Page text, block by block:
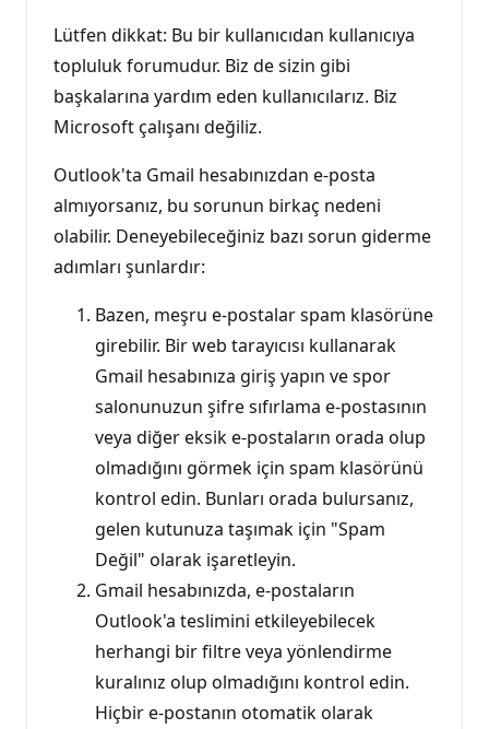
Lütfen dikkat: Bu bir kullanıcıdan kullanıcıya
topluluk forumudur. Biz de sizin gibi
başkalarına yardım eden kullanıcılarız. Biz
Microsoft çalışanı değiliz.
Outlook'ta Gmail hesabınızdan e-posta
almıyorsanız, bu sorunun birkaç nedeni
olabilir. Deneyebileceğiniz bazı sorun giderme
adımları şunlardır:
Bazen, meşru e-postalar spam klasörüne
girebilir. Bir web tarayıcısı kullanarak
Gmail hesabınıza giriş yapın ve spor
salonunuzun şifre sıfırlama e-postasının
veya diğer eksik e-postaların orada olup
olmadığını görmek için spam klasörünü
kontrol edin. Bunları orada bulursanız,
gelen kutunuza taşımak için "Spam
Değil" olarak işaretleyin.
Gmail hesabınızda, e-postaların
Outlook'a teslimini etkileyebilecek
herhangi bir filtre veya yönlendirme
kuralınız olup olmadığını kontrol edin.
Hiçbir e-postanın otomatik olarak